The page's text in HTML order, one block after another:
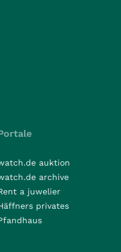
auktion
archive
a juwelier
privates